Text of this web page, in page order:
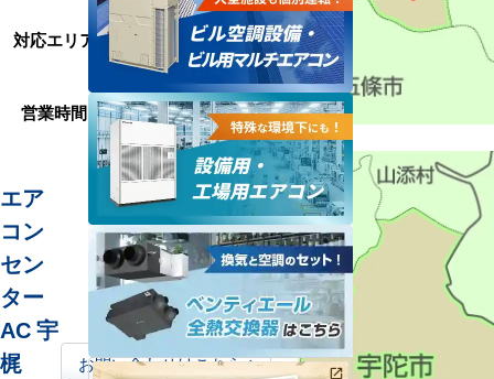
対応エリア
市、五條市、葛城
市、高取町、大淀
町、河南町、千早赤
阪村
営業時間
9:00～17:30
エア
コン
セン
ター
AC 宇
梶
お問い合わせはこちら